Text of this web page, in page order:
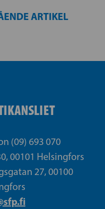
ARTIKEL
(09) 693 070
00101 Helsingfors
27, 00100